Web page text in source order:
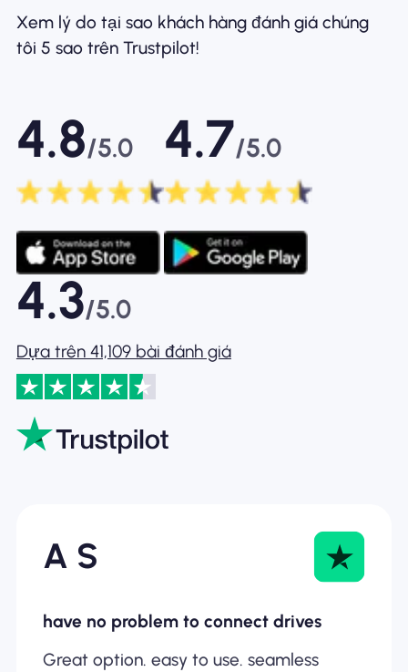
Xem lý do tại sao khách hàng đánh giá chúng
tôi 5 sao trên Trustpilot!
4.8/5.0 4.7/5.0
4.3/5.0
Dựa trên 41,109 bài đánh giá
A S
have no problem to connect drives
Great option. easy to use. seamless